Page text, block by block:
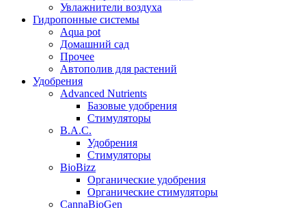
Увлажнители воздуха
Гидропонные системы
Aqua pot
Домашний сад
Прочее
Автополив для растений
Удобрения
Advanced Nutrients
Базовые удобрения
Стимуляторы
B.A.C.
Удобрения
Стимуляторы
BioBizz
Органические удобрения
Органические стимуляторы
CannaBioGen